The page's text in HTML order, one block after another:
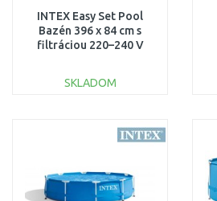
INTEX Easy Set Pool
Bazén 396 x 84 cm s
filtráciou 220–240 V
SKLADOM